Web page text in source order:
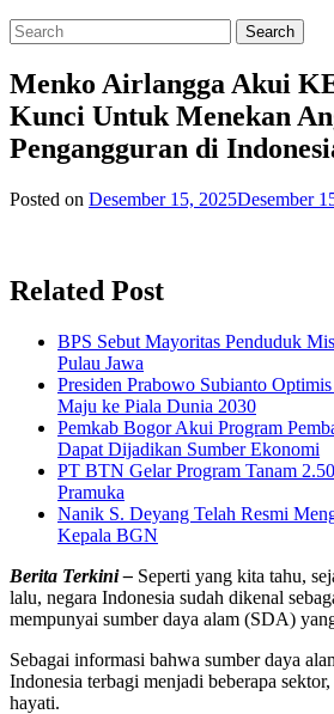
Menko Airlangga Akui
Kunci Untuk Menekan
Pengangguran di
Posted on Desember 15, 2025Desember
Related Post
BPS Sebut Mayoritas Penduduk
Pulau Jawa
Presiden Prabowo Subianto
Maju ke Piala Dunia 2030
Pemkab Bogor Akui Program
Dapat Dijadikan Sumber Ekonomi
PT BTN Gelar Program Tanam
Pramuka
Nanik S. Deyang Telah Resmi
Kepala BGN
Berita Terkini – Seperti yang kita tahu,
lalu, negara Indonesia sudah dikenal
mempunyai sumber daya alam (SDA)
Sebagai informasi bahwa sumber daya
Indonesia terbagi menjadi beberapa
hayati.